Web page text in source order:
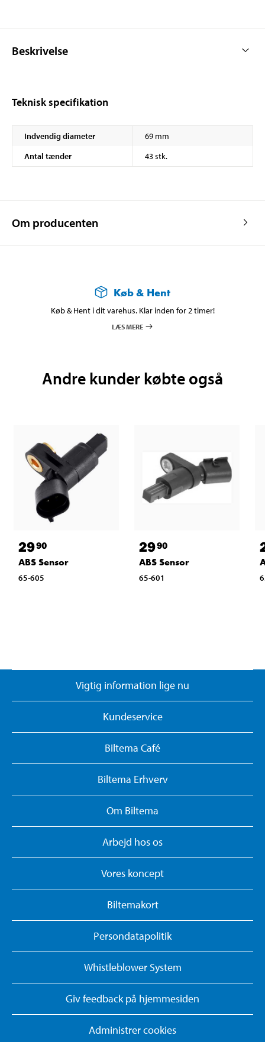
Beskrivelse
Teknisk specifikation
Indvendig diameter
69 mm
Antal tænder
43 stk.
Om producenten
Køb & Hent
Køb & Hent i dit varehus. Klar inden for 2 timer!
LÆS MERE
Andre kunder købte også
2990
ABS Sensor
65-605
2990
ABS Sensor
65-601
Vigtig information lige nu
Kundeservice
Biltema Café
Biltema Erhverv
Om Biltema
Arbejd hos os
Vores koncept
Biltemakort
Persondatapolitik
Whistleblower System
Giv feedback på hjemmesiden
Administrer cookies